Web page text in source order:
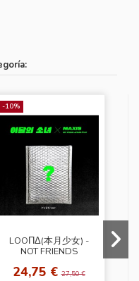
-10%
LOOΠΔ(本月少女) -
NOT FRIENDS
Lip Ver.]
24,75 €27,50 €